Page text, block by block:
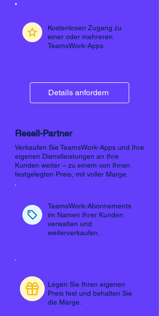
Kostenlosen Zugang zu
einer oder mehreren
TeamsWork-Apps.
Details anfordern
Resell-Partner
Verkaufen Sie TeamsWork-Apps und Ihre
eigenen Dienstleistungen an Ihre
Kunden weiter – zu einem von Ihnen
festgelegten Preis, mit voller Marge.
TeamsWork-Abonnements
im Namen Ihrer Kunden
verwalten und
weiterverkaufen.
Legen Sie Ihren eigenen
Preis fest und behalten Sie
die Marge.